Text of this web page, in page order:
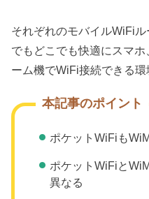
それぞれのモバイルWiFi
でもどこでも快適にスマ
ーム機でWiFi接続できる環
本記事のポイント
ポケットWiFiも
ポケットWiFiと
異なる